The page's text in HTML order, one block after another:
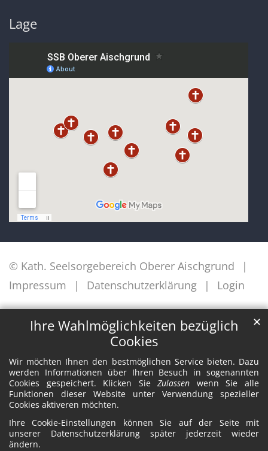
Ihre Wahlmöglichkeiten bezüglich
Cookies
Wir möchten Ihnen den bestmöglichen Service bieten. Dazu
werden Informationen über Ihren Besuch in sogenannten
Cookies gespeichert. Klicken SieZulassen wenn Sie alle
Funktionen dieser Website unter Verwendung spezieller
Cookies aktiveren möchten.
Ihre Cookie-Einstellungen können Sie auf der Seite mit
unserer Datenschutzerklärung später jederzeit wieder
ändern.
✕
Lage
© Kath. Seelsorgebereich Oberer Aischgrund
Impressum
Datenschutzerklärung Login